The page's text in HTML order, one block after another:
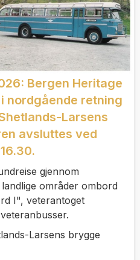
Bergen Heritage
nordgående retning
Larsens
avsluttes ved
gjennom
områder ombord
I", veterantoget
Larsens brygge